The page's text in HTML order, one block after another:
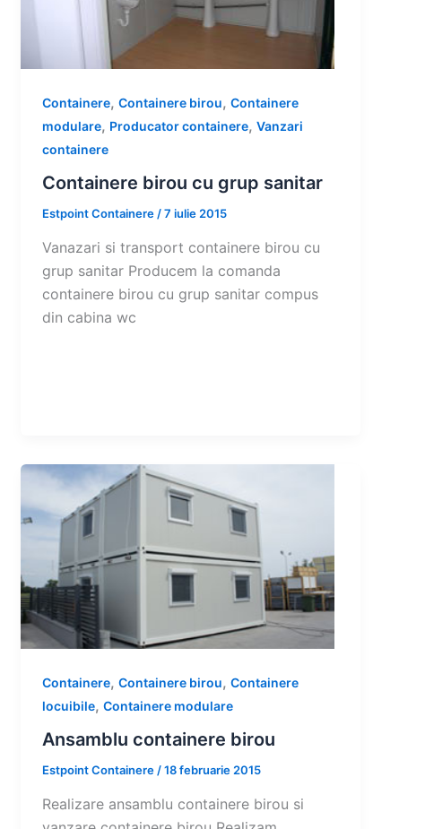
Containere,Containere birou,Containere
modulare, Producator containere,Vanzari
containere
Containere birou cu grup sanitar
Estpoint Containere/7 iulie 2015
Vanazari si transport containere birou cu
grup sanitar Producem la comanda
containere birou cu grup sanitar compus
din cabina wc
Containere,Containere birou,Containere
locuibile,Containere modulare
Ansamblu containere birou
Estpoint Containere/18 februarie 2015
Realizare ansamblu containere birou si